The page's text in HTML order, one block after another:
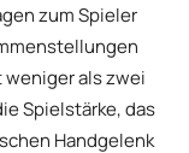
zum Spieler
als zwei
Spielstärke, das
Handgelenk